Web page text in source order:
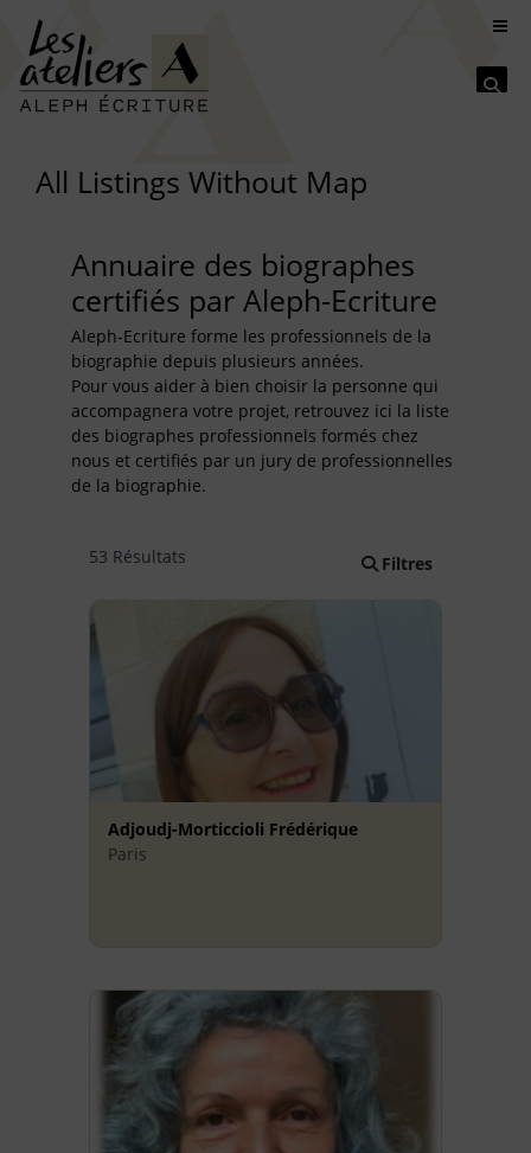
All Listings Without Map
Annuaire des biographes
certifiés par Aleph-Ecriture
Aleph-Ecriture forme les professionnels de la
biographie depuis plusieurs années.
Pour vous aider à bien choisir la personne qui
accompagnera votre projet, retrouvez ici la liste
des biographes professionnels formés chez
nous et certifiés par un jury de professionnelles
de la biographie.
53 Résultats Filtres
Adjoudj-Morticcioli Frédérique
Paris